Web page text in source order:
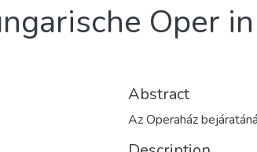
Oper
Abstract
Az Operaház